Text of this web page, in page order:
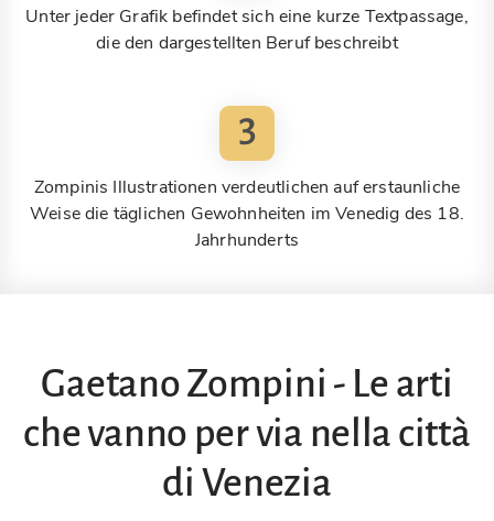
Unter jeder Grafik befindet sich eine kurze Textpassage,
die den dargestellten Beruf beschreibt
3
Zompinis Illustrationen verdeutlichen auf erstaunliche
Weise die täglichen Gewohnheiten im Venedig des 18.
Jahrhunderts
Gaetano Zompini - Le arti
che vanno per via nella città
di Venezia